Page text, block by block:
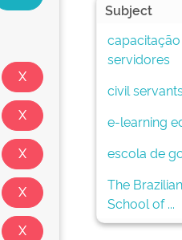
Subject
servidores
civil servants
e-learning
escola de
The
School of ...